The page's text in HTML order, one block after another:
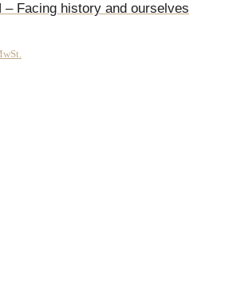
– Facing history and ourselves